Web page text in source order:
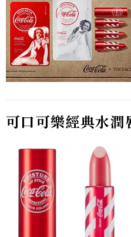
可口可樂經典水潤